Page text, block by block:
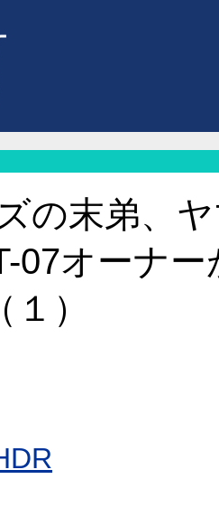
の末弟、
07オーナ
）